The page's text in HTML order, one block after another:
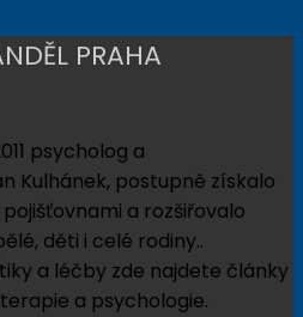
PRAHA
psycholog a
Kulhánek, postupně získalo
a rozšiřovalo
děti i celé rodiny..
a léčby zde najdete články
a psychologie.